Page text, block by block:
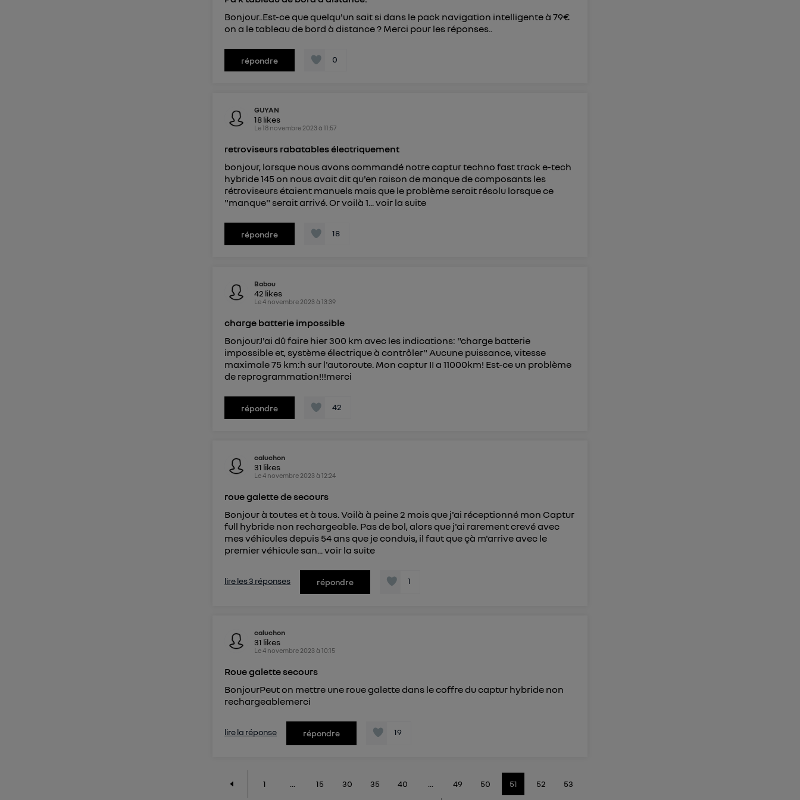
Bonjour..Est-ce que quelqu'un sait si dans le pack navigation intelligente à 79€
on a le tableau de bord à distance ? Merci pour les réponses..
répondre 0
GUYAN
18likes
Le18 novembre 2023 à11:57
retroviseurs rabatables électriquement
bonjour, lorsque nous avons commandé notre captur techno fast track e-tech
hybride 145 on nous avait dit qu'en raison de manque de composants les
rétroviseurs étaient manuels mais que le problème serait résolu lorsque ce
"manque" serait arrivé. Or voilà 1...voir la suite
répondre 18
Babou
42 likes
Le4 novembre 2023 à13:39
charge batterie impossible
BonjourJ'ai dû faire hier 300 km avec les indications: "charge batterie
impossible et, système électrique à contrôler" Aucune puissance, vitesse
maximale 75 km:h sur l'autoroute. Mon captur II a 11000km! Est-ce un problème
de reprogrammation!!!merci
répondre 42
caluchon
31 likes
Le4 novembre 2023 à12:24
roue galette de secours
Bonjour à toutes et à tous. Voilà à peine 2 mois que j'ai réceptionné mon Captur
full hybride non rechargeable. Pas de bol, alors que j'ai rarement crevé avec
mes véhicules depuis 54 ans que je conduis, il faut que çà m'arrive avec le
premier véhicule san...voir la suite
lire les 3 réponses répondre 1
caluchon
31 likes
Le4 novembre 2023 à10:15
Roue galette secours
BonjourPeut on mettre une roue galette dans le coffre du captur hybride non
rechargeablemerci
lire la réponse répondre 19
1 15 30 35 40 49 50 51 52 53